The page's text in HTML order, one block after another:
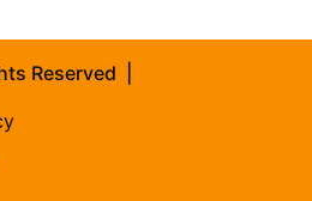
Reserved |